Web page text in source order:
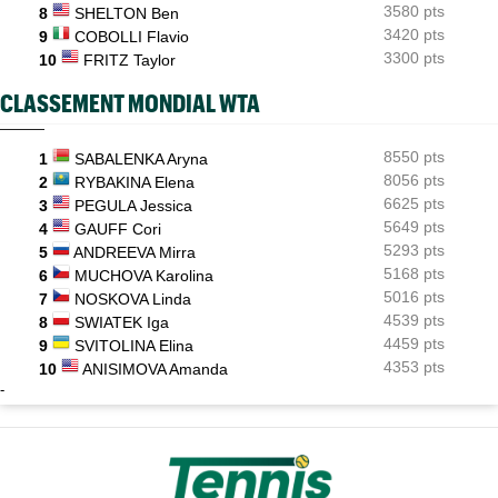
8
SHELTON Ben
3580 pts
9
COBOLLI Flavio
3420 pts
10
FRITZ Taylor 3300 pts
CLASSEMENT MONDIAL WTA
1 SABALENKA Aryna
8550 pts
2
RYBAKINA Elena
8056 pts
3
PEGULA Jessica
6625 pts
4
GAUFF Cori
5649 pts
5
ANDREEVA Mirra
5293 pts
6
MUCHOVA Karolina
5168 pts
7
NOSKOVA Linda
5016 pts
8
SWIATEK Iga
4539 pts
9
SVITOLINA Elina
4459 pts
10
ANISIMOVA Amanda 4353 pts
-